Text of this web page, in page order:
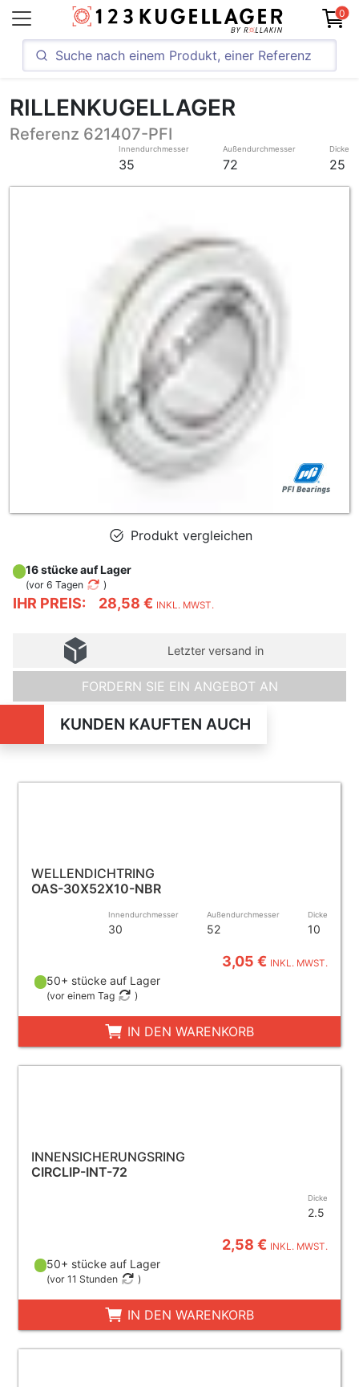
0
RILLENKUGELLAGER
Referenz 621407-PFI
Innendurchmesser
35
Außendurchmesser
72
Dicke
25
Produkt vergleichen
IHR PREIS: 28,58 € INKL. MWST.
16 stücke auf Lager
(vor 6 Tagen )
Letzter versand in
FORDERN SIE EIN ANGEBOT AN
KUNDEN KAUFTEN AUCH
WELLENDICHTRING
OAS-30X52X10-NBR
Innendurchmesser
30
Außendurchmesser
52
Dicke
10
3,05 € INKL. MWST.
50+ stücke auf Lager
(vor einem Tag )
IN DEN WARENKORB
INNENSICHERUNGSRING
CIRCLIP-INT-72
Dicke
2.5
2,58 € INKL. MWST.
50+ stücke auf Lager
(vor 11 Stunden )
IN DEN WARENKORB